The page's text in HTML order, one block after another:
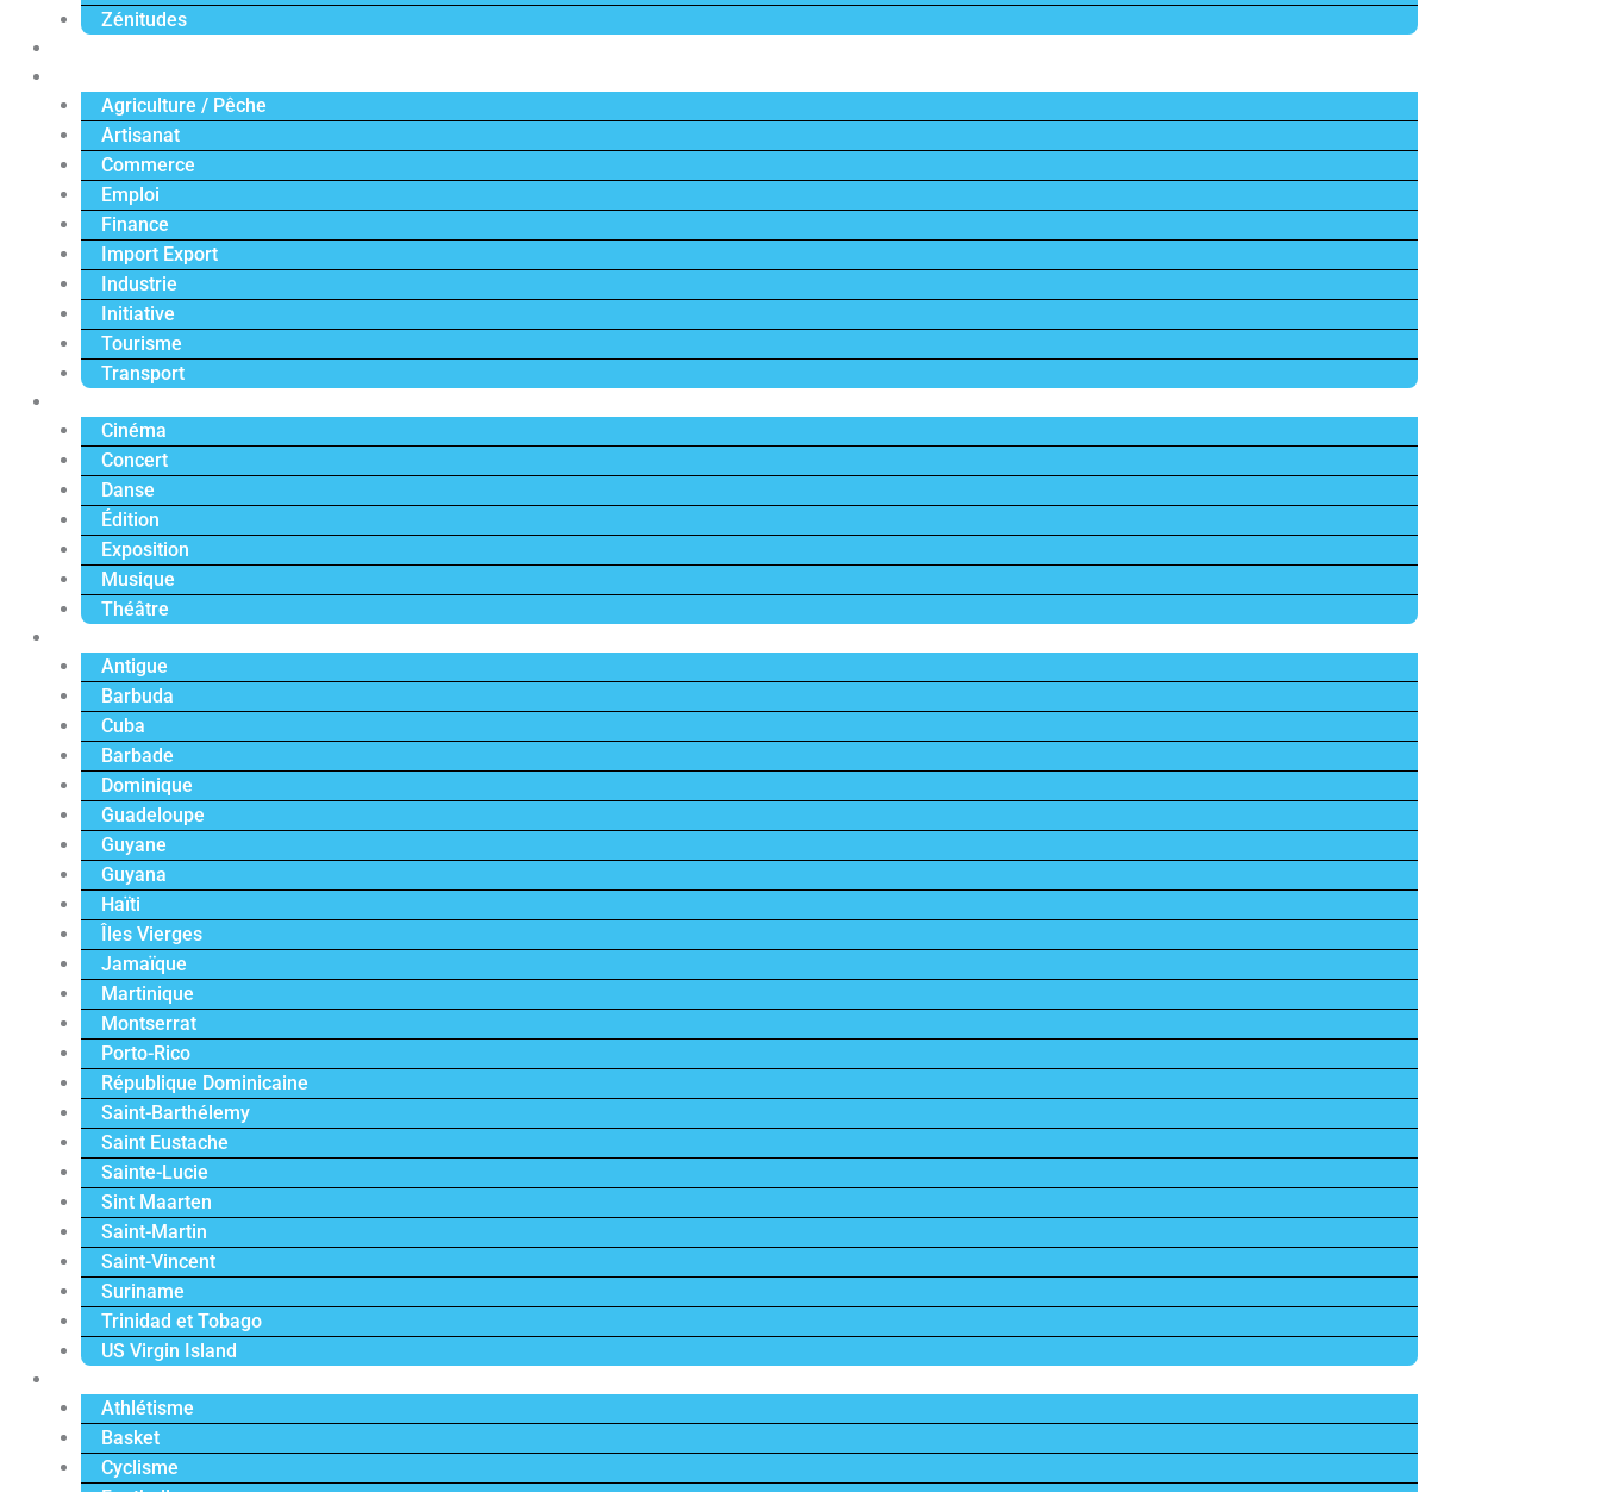
Zénitudes
Agriculture / Pêche
Artisanat
Commerce
Emploi
Finance
Import Export
Industrie
Initiative
Tourisme
Transport
Cinéma
Concert
Danse
Édition
Exposition
Musique
Théâtre
Antigue
Barbuda
Cuba
Barbade
Dominique
Guadeloupe
Guyane
Guyana
Haïti
Îles Vierges
Jamaïque
Martinique
Montserrat
Porto-Rico
République Dominicaine
Saint-Barthélemy
Saint Eustache
Sainte-Lucie
Sint Maarten
Saint-Martin
Saint-Vincent
Suriname
Trinidad et Tobago
US Virgin Island
Athlétisme
Basket
Cyclisme